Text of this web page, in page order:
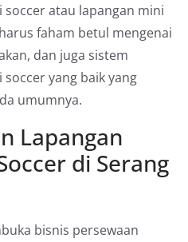
atau lapangan mini
faham betul mengenai
dan juga sistem
yang baik yang
umumnya.
Lapangan
di Serang
bisnis persewaan